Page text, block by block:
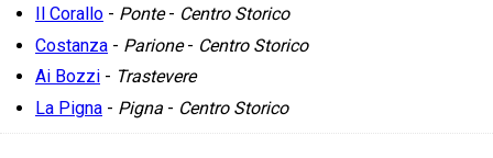
Il Corallo - Ponte- Centro Storico
Costanza - Parione- Centro Storico
Ai Bozzi - Trastevere
La Pigna - Pigna - Centro Storico